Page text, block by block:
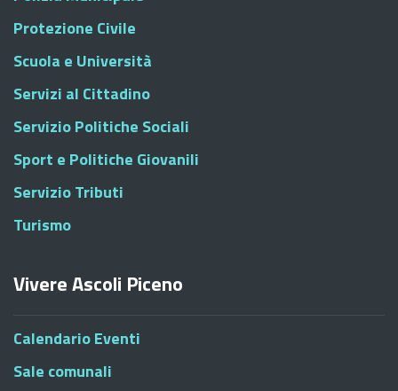
Protezione Civile
Scuola e Università
Servizi al Cittadino
Servizio Politiche Sociali
Sport e Politiche Giovanili
Servizio Tributi
Turismo
Vivere Ascoli Piceno
Calendario Eventi
Sale comunali